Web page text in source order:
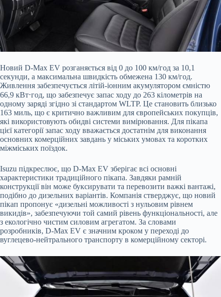
Новий D-Max EV розганяється від 0 до 100 км/год за 10,1
секунди, а максимальна швидкість обмежена 130 км/год.
Живлення забезпечується літій-іонним акумулятором ємністю
66,9 кВт⋅год, що забезпечує запас ходу до 263 кілометрів на
одному заряді згідно зі стандартом WLTP. Це становить близько
163 миль, що є критично важливим для європейських покупців,
які використовують обидві системи вимірювання. Для пікапа
цієї категорії запас ходу вважається достатнім для виконання
основних комерційних завдань у міських умовах та коротких
міжміських поїздок.
Isuzu підкреслює, що D-Max EV зберігає всі основні
характеристики традиційного пікапа. Завдяки рамній
конструкції він може буксирувати та перевозити важкі вантажі,
подібно до дизельних варіантів. Компанія стверджує, що новий
пікап пропонує «дизельні можливості з нульовим рівнем
викидів», забезпечуючи той самий рівень функціональності, але
з екологічно чистим силовим агрегатом. За словами
розробників, D-Max EV є значним кроком у переході до
вуглецево-нейтрального транспорту в комерційному секторі.